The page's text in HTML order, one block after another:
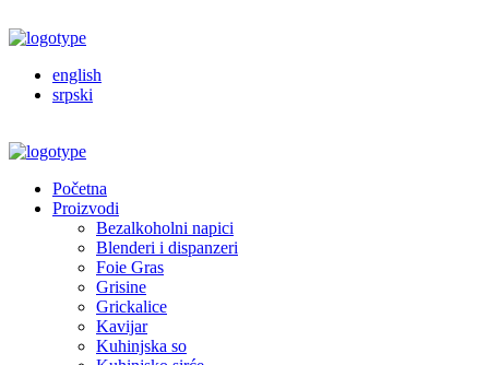
english
srpski
Početna
Proizvodi
Bezalkoholni napici
Blenderi i dispanzeri
Foie Gras
Grisine
Grickalice
Kavijar
Kuhinjska so